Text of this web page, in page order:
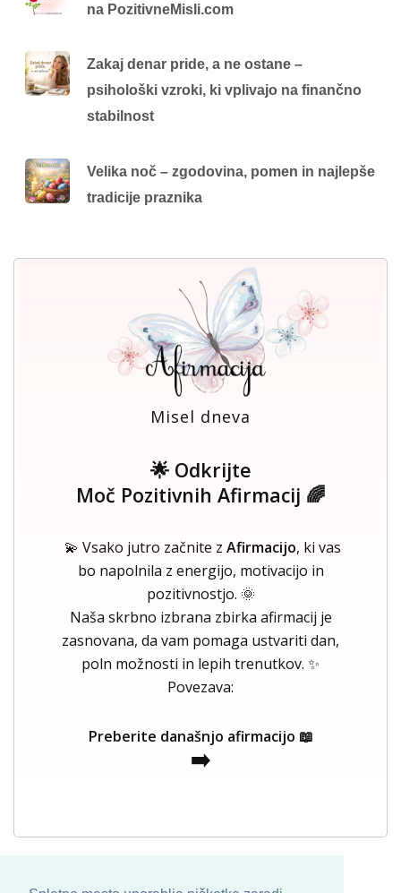
na PozitivneMisli.com
Zakaj denar pride, a ne ostane –
psihološki vzroki, ki vplivajo na finančno
stabilnost
Velika noč – zgodovina, pomen in najlepše
tradicije praznika
Misel dneva
🌟 Odkrijte
Moč Pozitivnih Afirmacij 🌈
💫 Vsako jutro začnite z Afirmacijo, ki vas
bo napolnila z energijo, motivacijo in
pozitivnostjo. 🌞
Naša skrbno izbrana zbirka afirmacij je
zasnovana, da vam pomaga ustvariti dan,
poln možnosti in lepih trenutkov. ✨
Povezava:
Preberite današnjo afirmacijo 📖
➡️